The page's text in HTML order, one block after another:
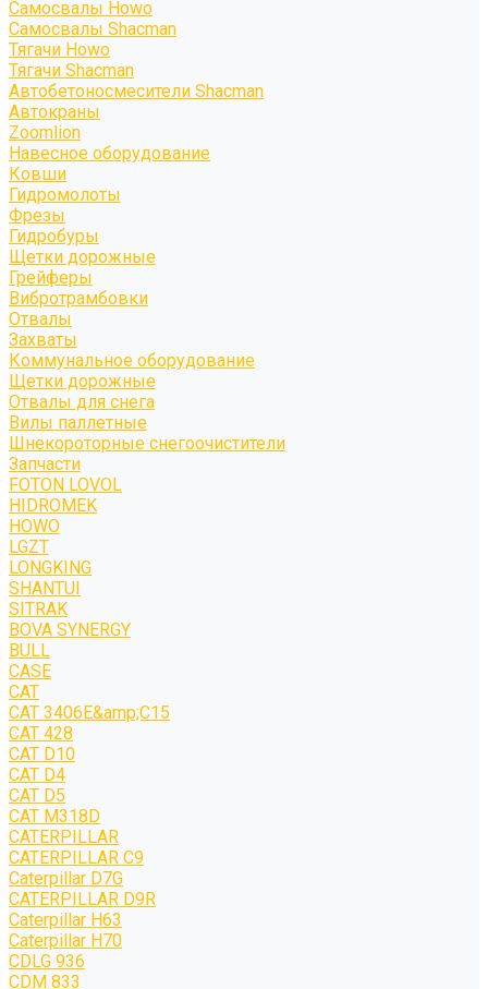
Самосвалы Howo
Самосвалы Shacman
Тягачи Howo
Тягачи Shacman
Автобетоносмесители Shacman
Автокраны
Zoomlion
Навесное оборудование
Ковши
Гидромолоты
Фрезы
Гидробуры
Щетки дорожные
Грейферы
Вибротрамбовки
Отвалы
Захваты
Коммунальное оборудование
Щетки дорожные
Отвалы для снега
Вилы паллетные
Шнекороторные снегоочистители
Запчасти
FOTON LOVOL
HIDROMEK
HOWO
LGZT
LONGKING
SHANTUI
SITRAK
BOVA SYNERGY
BULL
CASE
CAT
CAT 3406E&amp;C15
CAT 428
CAT D10
CAT D4
CAT D5
CAT M318D
CATERPILLAR
CATERPILLAR C9
Caterpillar D7G
CATERPILLAR D9R
Caterpillar H63
Caterpillar H70
CDLG 936
CDM 833